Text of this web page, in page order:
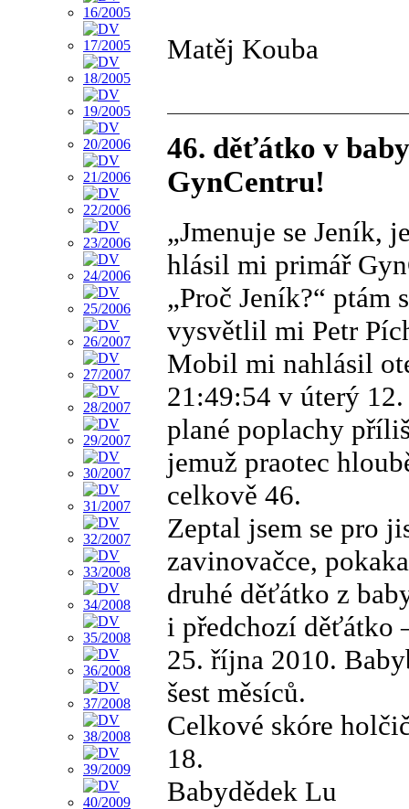
Matěj Kouba
46. děťátko v
GynCentru!
„Jmenuje se Jeník,
hlásil mi primář
„Proč Jeník?“ ptám
vysvětlil mi Petr
Mobil mi nahlásil
21:49:54 v úterý
plané poplachy
jemuž praotec
celkově 46.
Zeptal jsem se pro
zavinovačce,
druhé děťátko z
i předchozí děťátko
25. října 2010.
šest měsíců.
Celkové skóre
18.
Babydědek Lu